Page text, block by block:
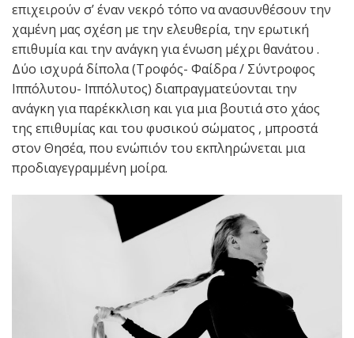
επιχειρούν σ’ έναν νεκρό τόπο να ανασυνθέσουν την
χαμένη μας σχέση με την ελευθερία, την ερωτική
επιθυμία και την ανάγκη για ένωση μέχρι θανάτου .
Δύο ισχυρά δίπολα (Τροφός- Φαίδρα / Σύντροφος
Ιππόλυτου- Ιππόλυτος) διαπραγματεύονται την
ανάγκη για παρέκκλιση και για μια βουτιά στο χάος
της επιθυμίας και του φυσικού σώματος , μπροστά
στον Θησέα, που ενώπιόν του εκπληρώνεται μια
προδιαγεγραμμένη μοίρα.